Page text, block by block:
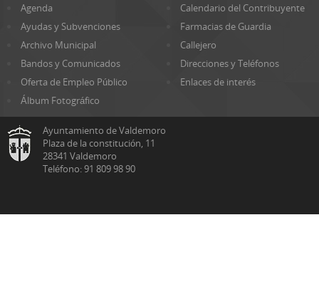
Agenda
Calendario del Contribuyente
Ayudas y Subvenciones
Farmacias de Guardia
Archivo Municipal
Callejero
Bandos y Comunicados
Direcciones y Teléfonos
Oferta de Empleo Público
Enlaces de interés
Álbum Fotográfico
Ayuntamiento de Valdemoro
Plaza de la constitución, 11
28341 Valdemoro
Teléfono: 91 809 98 90